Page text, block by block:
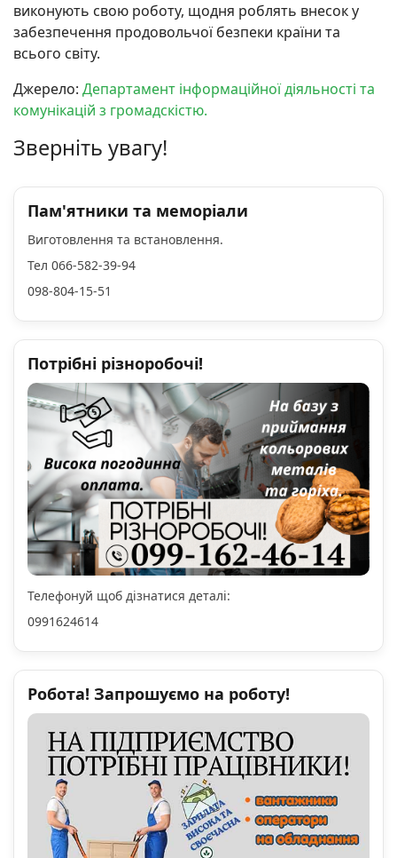
виконують свою роботу, щодня роблять внесок у
забезпечення продовольчої безпеки країни та
всього світу.
Джерело: Департамент інформаційної діяльності та
комунікацій з громадскістю.
Зверніть увагу!
Пам'ятники та меморіали
Виготовлення та встановлення.
Тел 066-582-39-94
098-804-15-51
Потрібні різноробочі!
Телефонуй щоб дізнатися деталі:
0991624614
Робота! Запрошуємо на роботу!